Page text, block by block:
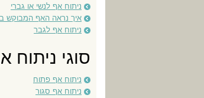
ניתוח אף לנשי או גברי
איך נראה האף המבוקש
ניתוח אף לגבר
סוגי ניתוח
ניתוח אף פתוח
ניתוח אף סגור